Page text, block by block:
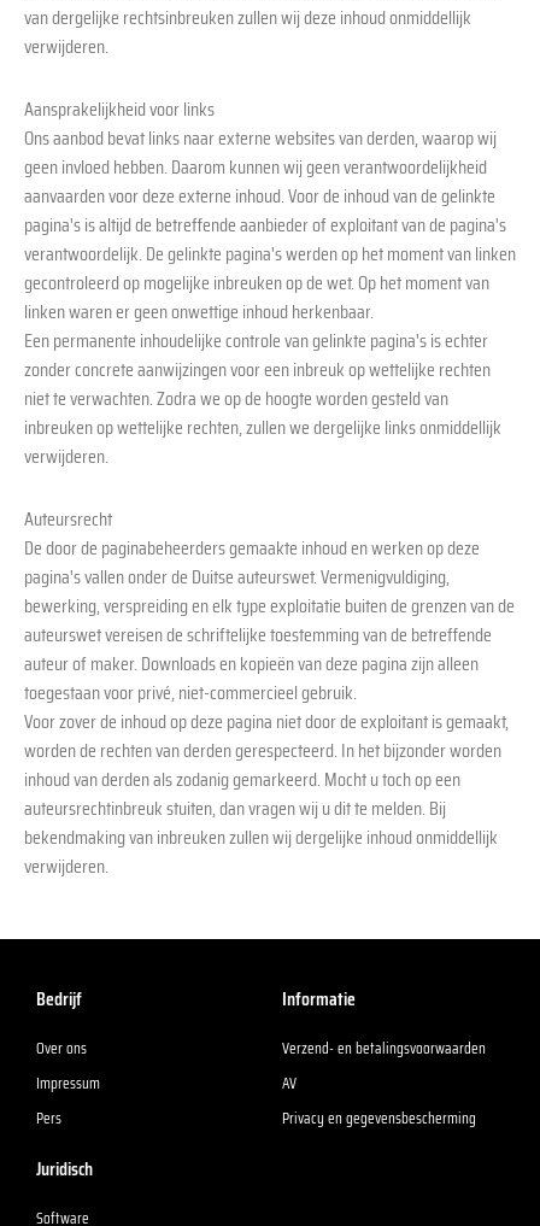
van dergelijke rechtsinbreuken zullen wij deze inhoud onmiddellijk
verwijderen.
Aansprakelijkheid voor links
Ons aanbod bevat links naar externe websites van derden, waarop wij
geen invloed hebben. Daarom kunnen wij geen verantwoordelijkheid
aanvaarden voor deze externe inhoud. Voor de inhoud van de gelinkte
pagina's is altijd de betreffende aanbieder of exploitant van de pagina's
verantwoordelijk. De gelinkte pagina's werden op het moment van linken
gecontroleerd op mogelijke inbreuken op de wet. Op het moment van
linken waren er geen onwettige inhoud herkenbaar.
Een permanente inhoudelijke controle van gelinkte pagina's is echter
zonder concrete aanwijzingen voor een inbreuk op wettelijke rechten
niet te verwachten. Zodra we op de hoogte worden gesteld van
inbreuken op wettelijke rechten, zullen we dergelijke links onmiddellijk
verwijderen.
Auteursrecht
De door de paginabeheerders gemaakte inhoud en werken op deze
pagina's vallen onder de Duitse auteurswet. Vermenigvuldiging,
bewerking, verspreiding en elk type exploitatie buiten de grenzen van de
auteurswet vereisen de schriftelijke toestemming van de betreffende
auteur of maker. Downloads en kopieën van deze pagina zijn alleen
toegestaan voor privé, niet-commercieel gebruik.
Voor zover de inhoud op deze pagina niet door de exploitant is gemaakt,
worden de rechten van derden gerespecteerd. In het bijzonder worden
inhoud van derden als zodanig gemarkeerd. Mocht u toch op een
auteursrechtinbreuk stuiten, dan vragen wij u dit te melden. Bij
bekendmaking van inbreuken zullen wij dergelijke inhoud onmiddellijk
verwijderen.
Bedrijf
Over ons
Impressum
Pers
Informatie
Verzend- en betalingsvoorwaarden
AV
Privacy en gegevensbescherming
Juridisch
Software